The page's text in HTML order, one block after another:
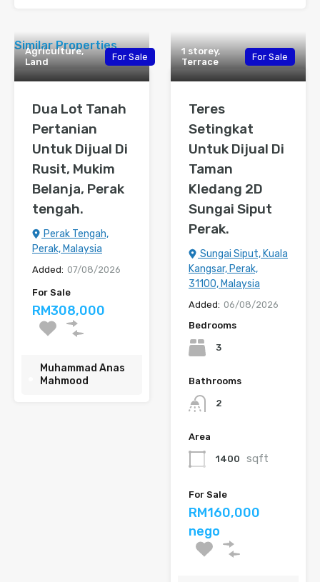
Similar Properties
Agriculture,
Land
For Sale
Dua Lot Tanah
Pertanian
Untuk Dijual Di
Rusit, Mukim
Belanja, Perak
tengah.
Perak Tengah,
Perak, Malaysia
Added: 07/08/2026
For Sale
RM308,000
Muhammad Anas
Mahmood
1 storey,
Terrace
For Sale
Teres
Setingkat
Untuk Dijual Di
Taman
Kledang 2D
Sungai Siput
Perak.
Sungai Siput, Kuala
Kangsar, Perak,
31100, Malaysia
Added: 06/08/2026
Bedrooms
3
Bathrooms
2
Area
1400 sqft
For Sale
RM160,000
nego